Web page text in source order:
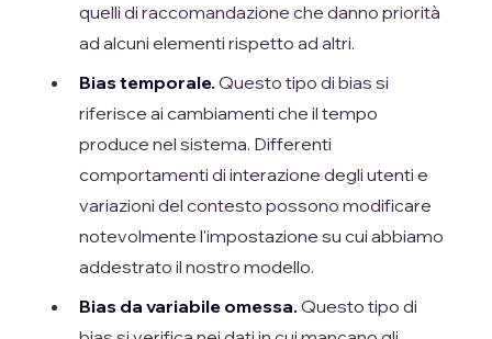
quelli di raccomandazione che danno priorità
ad alcuni elementi rispetto ad altri.
Bias temporale. Questo tipo di bias si
riferisce ai cambiamenti che il tempo
produce nel sistema. Differenti
comportamenti di interazione degli utenti e
variazioni del contesto possono modificare
notevolmente l'impostazione su cui abbiamo
addestrato il nostro modello.
Bias da variabile omessa. Questo tipo di